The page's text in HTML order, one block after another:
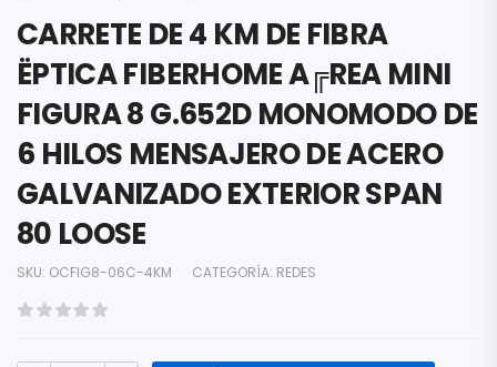
CARRETE DE 4 KM DE FIBRA
ËPTICA FIBERHOME A╔REA MINI
FIGURA 8 G.652D MONOMODO DE
6 HILOS MENSAJERO DE ACERO
GALVANIZADO EXTERIOR SPAN
80 LOOSE
SKU: OCFIG8-06C-4KM CATEGORÍA: REDES